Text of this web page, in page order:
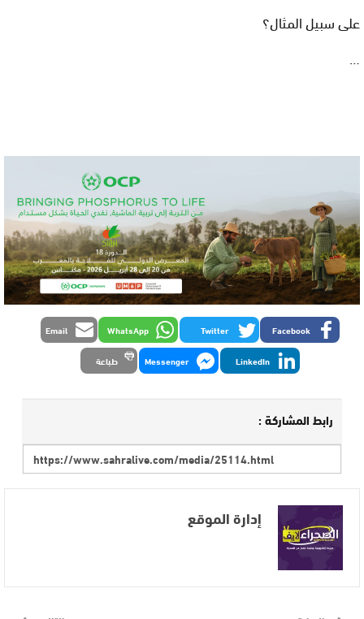
على سبيل المثال؟
…
Facebook
Twitter
WhatsApp
Email
LinkedIn
Messenger طباعة
رابط المشاركة :
إدارة الموقع